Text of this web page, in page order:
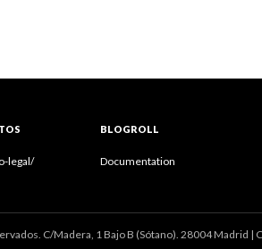
legal/
BLOGROLL
Documentation
C/Madera, 1 Bajo B (Sótano). 28004 Madrid |